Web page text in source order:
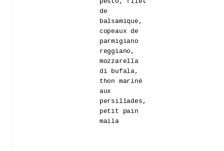
de
balsamique,
copeaux de
parmigiano
reggiano,
mozzarella
di bufala,
thon mariné
aux
persillades,
petit pain
maila